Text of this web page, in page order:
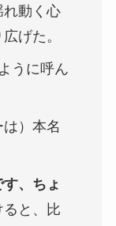
れ動く心
げた。
うに呼ん
）本名
、ちょ
ると、比